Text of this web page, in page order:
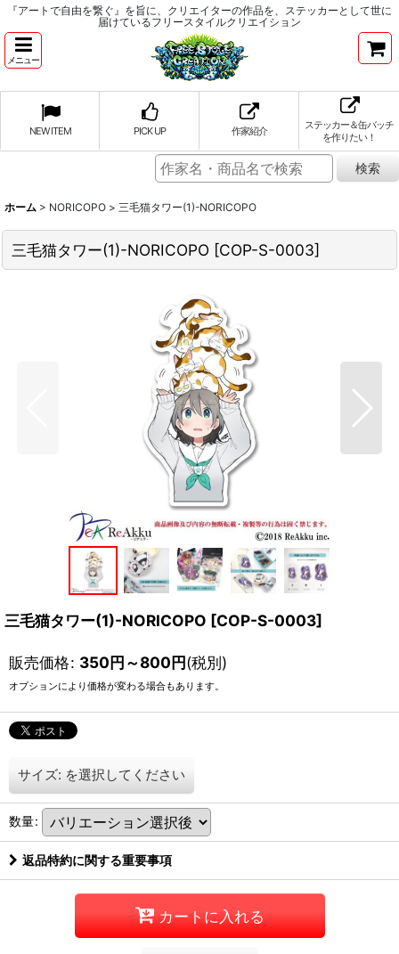
『アートで自由を繋ぐ』を旨に、クリエイターの作品を、ステッカーとして世に
届けているフリースタイルクリエイション
メニュー
NEW ITEM PICK UP 作家紹介
ステッカー＆缶バッチ
を作りたい！
ホーム > NORICOPO > 三毛猫タワー(1)-NORICOPO
三毛猫タワー(1)-NORICOPO [COP-S-0003]
三毛猫タワー(1)-NORICOPO [COP-S-0003]
販売価格: 350円～800円(税別)
オプションにより価格が変わる場合もあります。
サイズ: を選択してください
数量:
返品特約に関する重要事項
カートに入れる